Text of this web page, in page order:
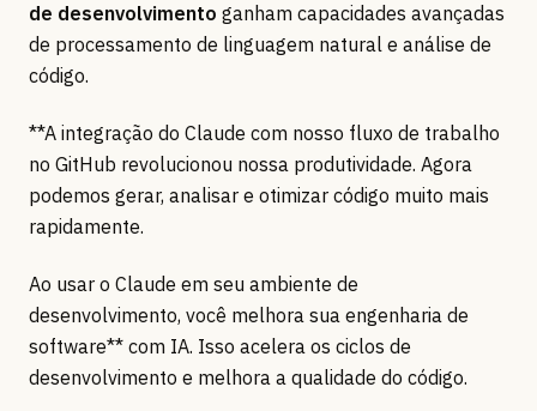
de desenvolvimento ganham capacidades avançadas
de processamento de linguagem natural e análise de
código.
**A integração do Claude com nosso fluxo de trabalho
no GitHub revolucionou nossa produtividade. Agora
podemos gerar, analisar e otimizar código muito mais
rapidamente.
Ao usar o Claude em seu ambiente de
desenvolvimento, você melhora sua engenharia de
software** com IA. Isso acelera os ciclos de
desenvolvimento e melhora a qualidade do código.